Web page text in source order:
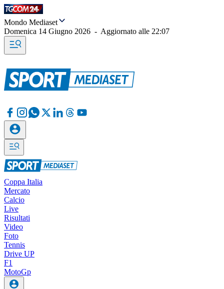
Mondo Mediaset
Domenica 14 Giugno 2026 - Aggiornato alle 22:07
Coppa Italia
Mercato
Calcio
Live
Risultati
Video
Foto
Tennis
Drive UP
F1
MotoGp